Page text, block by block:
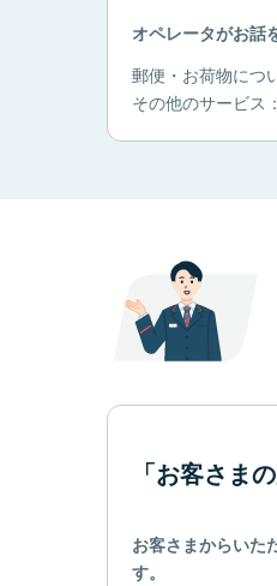
オペレータがお話
郵便・お荷物につ
その他のサービ
「お客さま
お客さまからいた
す。